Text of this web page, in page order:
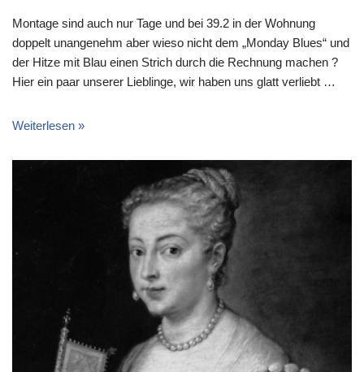
Montage sind auch nur Tage und bei 39.2 in der Wohnung
doppelt unangenehm aber wieso nicht dem „Monday Blues“ und
der Hitze mit Blau einen Strich durch die Rechnung machen ?
Hier ein paar unserer Lieblinge, wir haben uns glatt verliebt …
Weiterlesen »